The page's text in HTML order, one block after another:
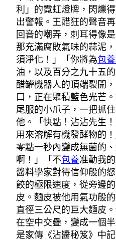
利」的霓虹燈牌，閃爍
出警報。王醋狂的聲音
回音的嘲弄，刺耳得像
那充滿腐敗氣味的蒜泥
須淨化！」「你將為包
油，以及百分之九十五
醋罐機器人的頂端裂開
口，正在聚積藍色光芒
尾服的小爪子，一把抓
他。「快點！沾沾先生
用來溶解有機發酵物的
零點一秒內變成無菌的
啊！」「不包養准動我
醬料學家對待信仰般的
餃的極限速度，從旁邊
皮。麵皮被他用氣功般
直徑三公尺的巨大麵皮
在空中交疊，變成一個
是家傳《沾醬秘笈》中